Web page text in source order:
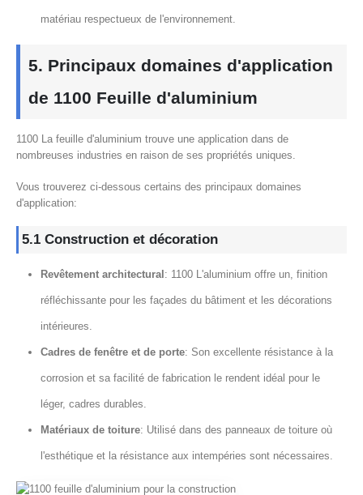
matériau respectueux de l'environnement.
5. Principaux domaines d'application
de 1100 Feuille d'aluminium
1100 La feuille d'aluminium trouve une application dans de
nombreuses industries en raison de ses propriétés uniques.
Vous trouverez ci-dessous certains des principaux domaines
d'application:
5.1 Construction et décoration
Revêtement architectural : 1100 L'aluminium offre un, finition
réfléchissante pour les façades du bâtiment et les décorations
intérieures.
Cadres de fenêtre et de porte: Son excellente résistance à la
corrosion et sa facilité de fabrication le rendent idéal pour le
léger, cadres durables.
Matériaux de toiture: Utilisé dans des panneaux de toiture où
l'esthétique et la résistance aux intempéries sont nécessaires.